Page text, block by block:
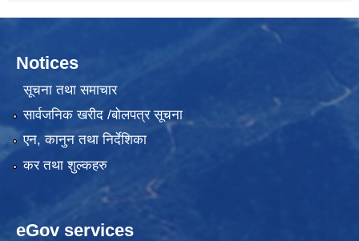
Notices
सूचना तथा समाचार
सार्वजनिक खरीद /बोलपत्र सूचना
एन, कानुन तथा निर्देशिका
कर तथा शुल्कहरु
eGov services